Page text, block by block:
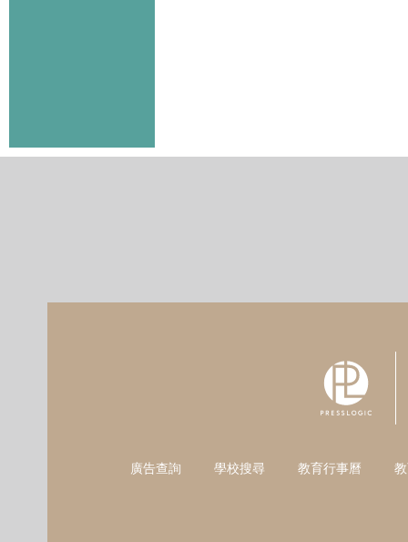
廣告查詢 學校搜尋 教育行事曆